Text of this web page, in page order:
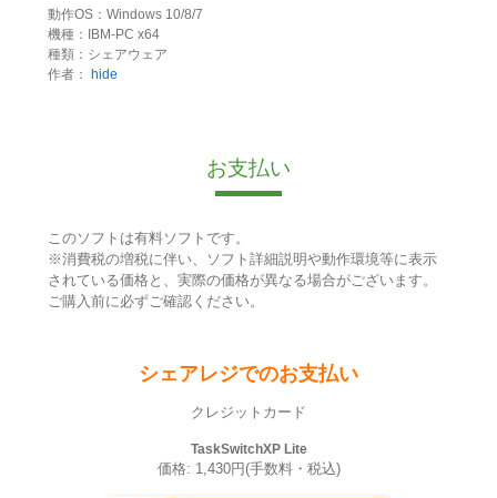
動作OS：Windows 10/8/7
機種：IBM-PC x64
種類：シェアウェア
作者： hide
お支払い
このソフトは有料ソフトです。
※消費税の増税に伴い、ソフト詳細説明や動作環境等に表示
されている価格と、実際の価格が異なる場合がございます。
ご購入前に必ずご確認ください。
シェアレジでのお支払い
クレジットカード
TaskSwitchXP Lite
価格: 1,430円(手数料・税込)